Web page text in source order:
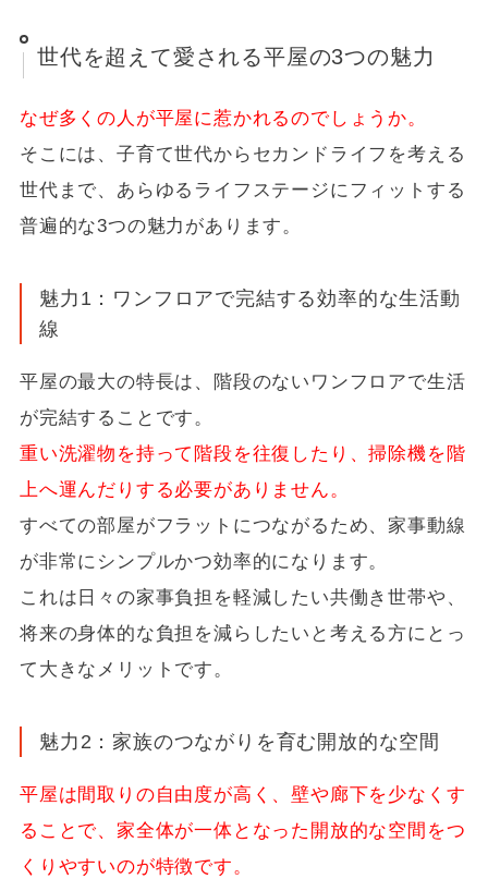
世代を超えて愛される平屋の3つの魅力
なぜ多くの人が平屋に惹かれるのでしょうか。
そこには、子育て世代からセカンドライフを考える
世代まで、あらゆるライフステージにフィットする
普遍的な3つの魅力があります。
魅力1：ワンフロアで完結する効率的な生活動
線
平屋の最大の特長は、階段のないワンフロアで生活
が完結することです。
重い洗濯物を持って階段を往復したり、掃除機を階
上へ運んだりする必要がありません。
すべての部屋がフラットにつながるため、家事動線
が非常にシンプルかつ効率的になります。
これは日々の家事負担を軽減したい共働き世帯や、
将来の身体的な負担を減らしたいと考える方にとっ
て大きなメリットです。
魅力2：家族のつながりを育む開放的な空間
平屋は間取りの自由度が高く、壁や廊下を少なくす
ることで、家全体が一体となった開放的な空間をつ
くりやすいのが特徴です。